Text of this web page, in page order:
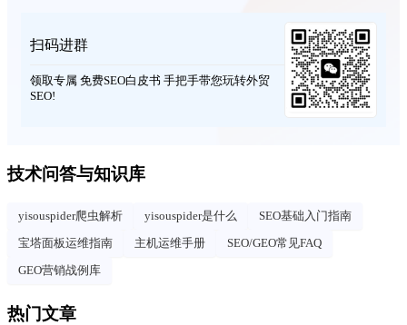
扫码进群
领取专属 免费SEO白皮书 手把手带您玩转外贸
SEO!
技术问答与知识库
yisouspider爬虫解析 yisouspider是什么
SEO基础入门指南
宝塔面板运维指南
主机运维手册
SEO/GEO常见FAQ
GEO营销战例库
热门文章